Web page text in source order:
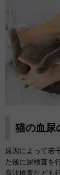
猫の血尿
原因によって若
た後に尿検査を
音波検査なども